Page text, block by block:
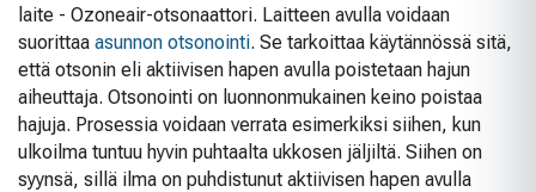
laite - Ozoneair-otsonaattori. Laitteen avulla voidaan
suorittaa asunnon otsonointi. Se tarkoittaa käytännössä sitä,
että otsonin eli aktiivisen hapen avulla poistetaan hajun
aiheuttaja. Otsonointi on luonnonmukainen keino poistaa
hajuja. Prosessia voidaan verrata esimerkiksi siihen, kun
ulkoilma tuntuu hyvin puhtaalta ukkosen jäljiltä. Siihen on
syynsä, sillä ilma on puhdistunut aktiivisen hapen avulla